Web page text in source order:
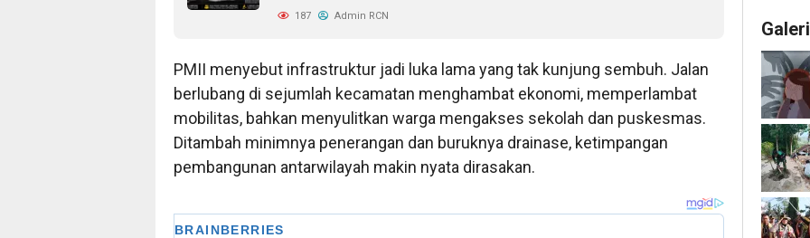
187 Admin RCN
PMII menyebut infrastruktur jadi luka lama yang tak kunjung sembuh. Jalan
berlubang di sejumlah kecamatan menghambat ekonomi, memperlambat
mobilitas, bahkan menyulitkan warga mengakses sekolah dan puskesmas.
Ditambah minimnya penerangan dan buruknya drainase, ketimpangan
pembangunan antarwilayah makin nyata dirasakan.